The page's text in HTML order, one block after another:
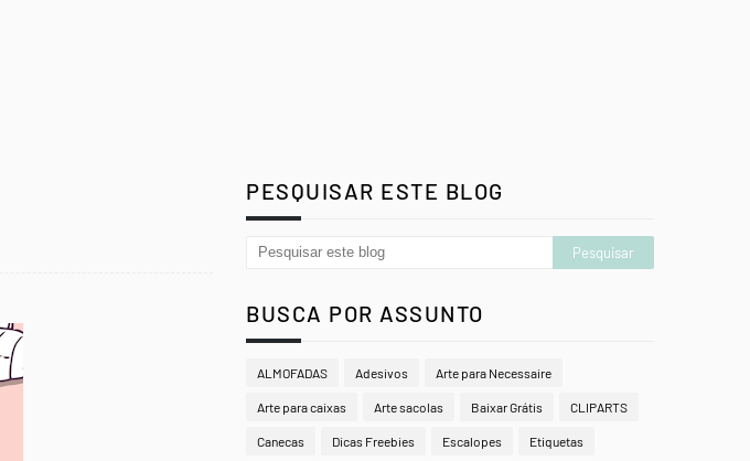
PESQUISAR ESTE BLOG
BUSCA POR ASSUNTO
ALMOFADAS Adesivos Arte para Necessaire
Arte para caixas Arte sacolas Baixar Grátis CLIPARTS
Canecas Dicas Freebies Escalopes Etiquetas